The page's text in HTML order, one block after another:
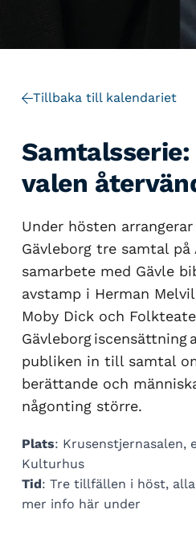
Tillbaka till kalendariet
valen
Under hösten
Gävleborg tre samtal
samarbete med Gävle
avstamp i Herman
Moby Dick och
Gävleborg iscensättning
publiken in till samtal
berättande och
någonting större.
Plats: Krusenstjernasalen,
Kulturhus
Tid: Tre tillfällen i höst,
mer info här under